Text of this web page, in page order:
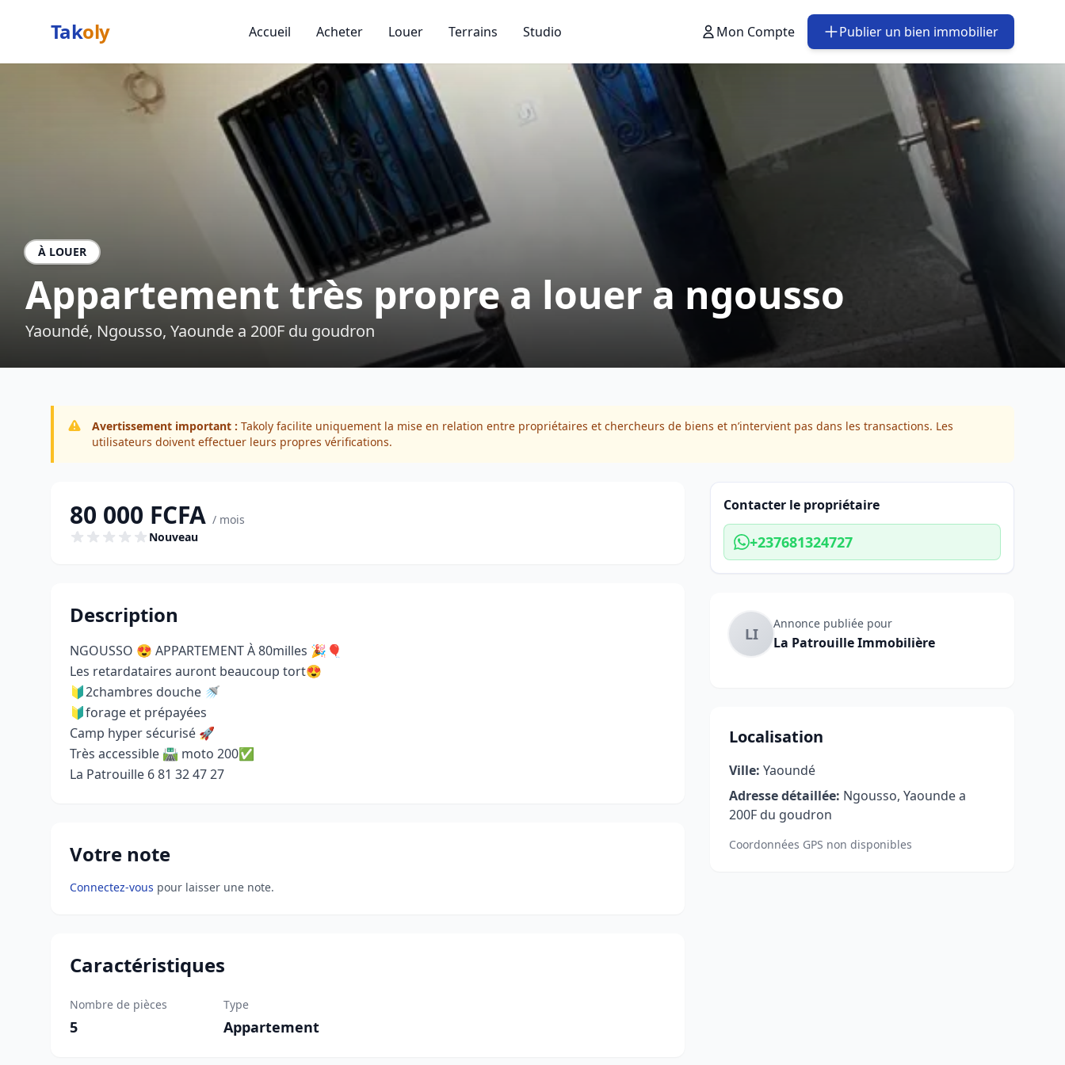
Takoly Accueil Acheter Louer Terrains Studio Mon Compte Publier un bien immobilier
À LOUER
Appartement très propre a louer a ngousso
Yaoundé, Ngousso, Yaounde a 200F du goudron
Avertissement important : Takoly facilite uniquement la mise en relation entre propriétaires et chercheurs de biens et n’intervient pas dans les transactions. Les
utilisateurs doivent effectuer leurs propres vérifications.
80 000 FCFA / mois
Nouveau
Description
NGOUSSO 😍 APPARTEMENT À 80milles 🎉🎈
Les retardataires auront beaucoup tort😍
🔰2chambres douche 🚿
🔰forage et prépayées
Camp hyper sécurisé 🚀
Très accessible 🛣️ moto 200✅
La Patrouille 6 81 32 47 27
Votre note
Connectez-vous pour laisser une note.
Caractéristiques
Nombre de pièces
5
Type
Appartement
Contacter le propriétaire
+237681324727
LI
Annonce publiée pour
La Patrouille Immobilière
Localisation
Ville: Yaoundé
Adresse détaillée: Ngousso, Yaounde a
200F du goudron
Coordonnées GPS non disponibles